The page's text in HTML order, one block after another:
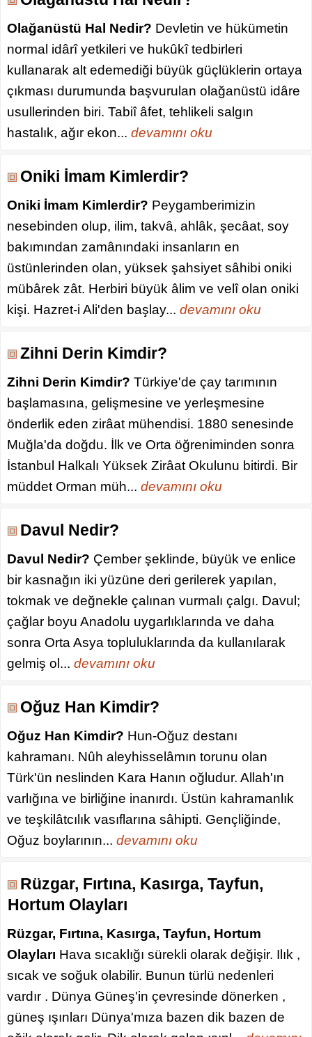
Olağanüstü Hal Nedir? Devletin ve hükümetin
normal idârî yetkileri ve hukûkî tedbirleri
kullanarak alt edemediği büyük güçlüklerin ortaya
çıkması durumunda başvurulan olağanüstü idâre
usullerinden biri. Tabiî âfet, tehlikeli salgın
hastalık, ağır ekon... devamını oku
Oniki İmam Kimlerdir?
Oniki İmam Kimlerdir? Peygamberimizin
nesebinden olup, ilim, takvâ, ahlâk, şecâat, soy
bakımından zamânındaki insanların en
üstünlerinden olan, yüksek şahsiyet sâhibi oniki
mübârek zât. Herbiri büyük âlim ve velî olan oniki
kişi. Hazret-i Ali'den başlay... devamını oku
Zihni Derin Kimdir?
Zihni Derin Kimdir? Türkiye'de çay tarımının
başlamasına, gelişmesine ve yerleşmesine
önderlik eden zirâat mühendisi. 1880 senesinde
Muğla'da doğdu. İlk ve Orta öğreniminden sonra
İstanbul Halkalı Yüksek Zirâat Okulunu bitirdi. Bir
müddet Orman müh... devamını oku
Davul Nedir?
Davul Nedir? Çember şeklinde, büyük ve enlice
bir kasnağın iki yüzüne deri gerilerek yapılan,
tokmak ve değnekle çalınan vurmalı çalgı. Davul;
çağlar boyu Anadolu uygarlıklarında ve daha
sonra Orta Asya topluluklarında da kullanılarak
gelmiş ol... devamını oku
Oğuz Han Kimdir?
Oğuz Han Kimdir? Hun-Oğuz destanı
kahramanı. Nûh aleyhisselâmın torunu olan
Türk'ün neslinden Kara Hanın oğludur. Allah'ın
varlığına ve birliğine inanırdı. Üstün kahramanlık
ve teşkilâtcılık vasıflarına sâhipti. Gençliğinde,
Oğuz boylarının... devamını oku
Rüzgar, Fırtına, Kasırga, Tayfun,
Hortum Olayları
Rüzgar, Fırtına, Kasırga, Tayfun, Hortum
Olayları Hava sıcaklığı sürekli olarak değişir. Ilık ,
sıcak ve soğuk olabilir. Bunun türlü nedenleri
vardır . Dünya Güneş'in çevresinde dönerken ,
güneş ışınları Dünya'mıza bazen dik bazen de